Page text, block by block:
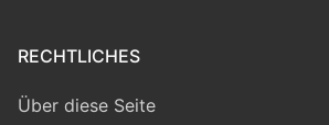
RECHTLICHES
Über diese Seite